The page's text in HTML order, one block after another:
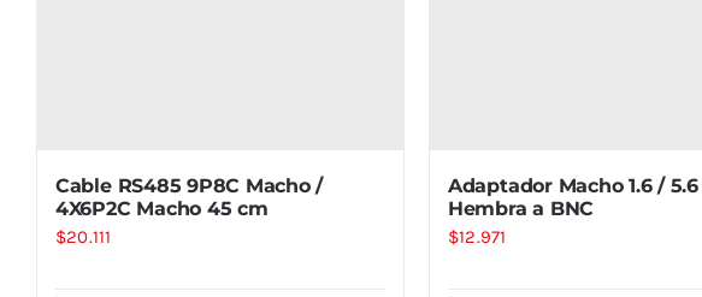
Cable RS485 9P8C Macho /
4X6P2C Macho 45 cm
$20.111
Adaptador Macho 1.6 / 5.6
Hembra a BNC
$12.971